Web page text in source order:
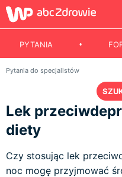
PYTANIA
Pytania do specjalistów
Lek
diety
Czy stosując lek
noc mogę przyjmować